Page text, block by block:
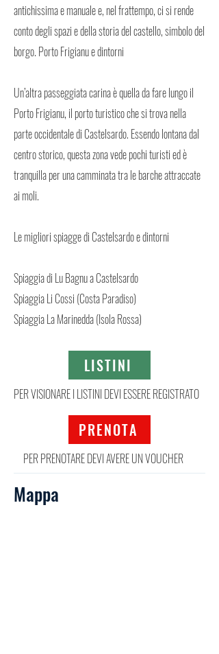
antichissima e manuale e, nel frattempo, ci si rende
conto degli spazi e della storia del castello, simbolo del
borgo. Porto Frigianu e dintorni
Un’altra passeggiata carina è quella da fare lungo il
Porto Frigianu, il porto turistico che si trova nella
parte occidentale di Castelsardo. Essendo lontana dal
centro storico, questa zona vede pochi turisti ed è
tranquilla per una camminata tra le barche attraccate
ai moli.
Le migliori spiagge di Castelsardo e dintorni
Spiaggia di Lu Bagnu a Castelsardo
Spiaggia Li Cossi (Costa Paradiso)
Spiaggia La Marinedda (Isola Rossa)
LISTINI
PER VISIONARE I LISTINI DEVI ESSERE REGISTRATO
PRENOTA
PER PRENOTARE DEVI AVERE UN VOUCHER
Mappa